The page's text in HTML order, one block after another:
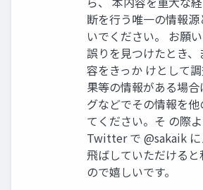
断を行う唯一の情報
いでください。 お願
誤りを見つけたとき、
容をきっか けとして
果等の情報がある場
グなどでその情報を
てください。そ の際よ
Twitter で @sakaik に
飛ばしていただけると
ので嬉しいです。